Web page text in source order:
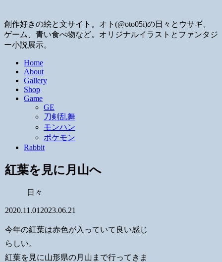
創作好きの絵と文サイト。オト(@oto05i)の日々とウサギ、
ゲーム、青い食べ物など。オリジナルイラストとファンタジ
ー小説展示。
Home
About
Gallery
Shop
Game
GE
刀剣乱舞
モンハン
ポケモン
Rabbit
紅葉を見に月山へ
日々
2020.11.01 2023.06.21
今年の紅葉は赤色が入っていて良い感じ
らしい。
紅葉を見に山形県の月山まで行ってきま